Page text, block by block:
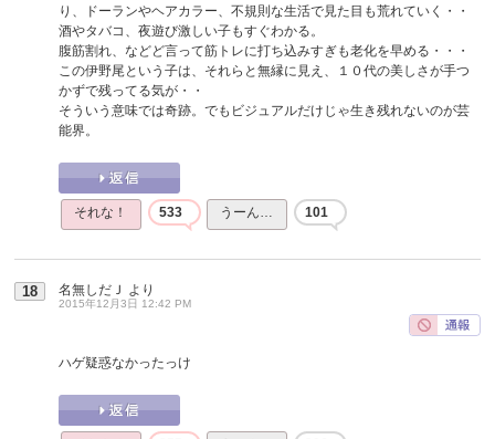
り、ドーランやヘアカラー、不規則な生活で見た目も荒れていく・・
酒やタバコ、夜遊び激しい子もすぐわかる。
腹筋割れ、などど言って筋トレに打ち込みすぎも老化を早める・・・
この伊野尾という子は、それらと無縁に見え、１０代の美しさが手つ
かずで残ってる気が・・
そういう意味では奇跡。でもビジュアルだけじゃ生き残れないのが芸
能界。
それな！ 533 うーん… 101
18 名無しだＪ より
2015年12月3日 12:42 PM
ハゲ疑惑なかったっけ